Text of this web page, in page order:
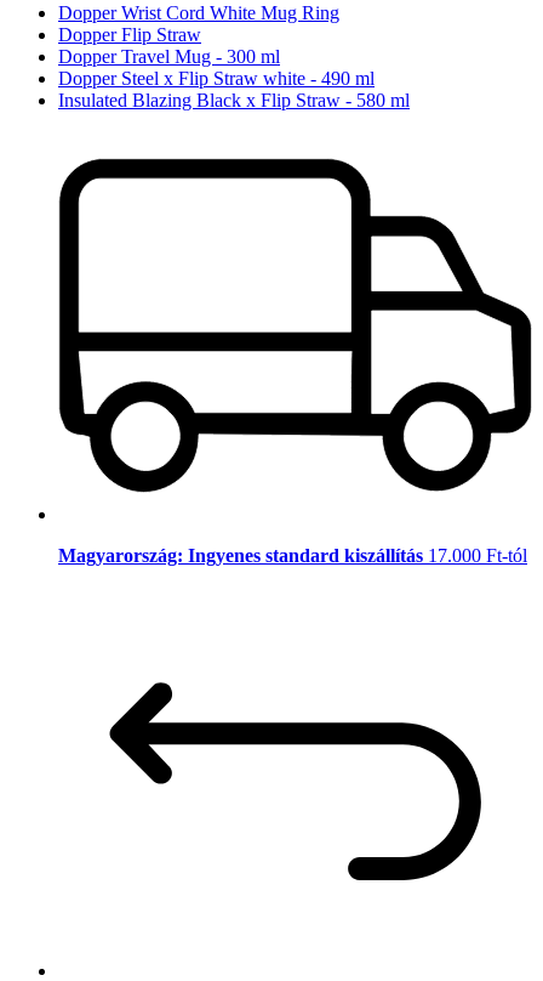
Dopper Wrist Cord White Mug Ring
Dopper Flip Straw
Dopper Travel Mug - 300 ml
Dopper Steel x Flip Straw white - 490 ml
Insulated Blazing Black x Flip Straw - 580 ml
Magyarország: Ingyenes standard kiszállítás 17.000 Ft-tól